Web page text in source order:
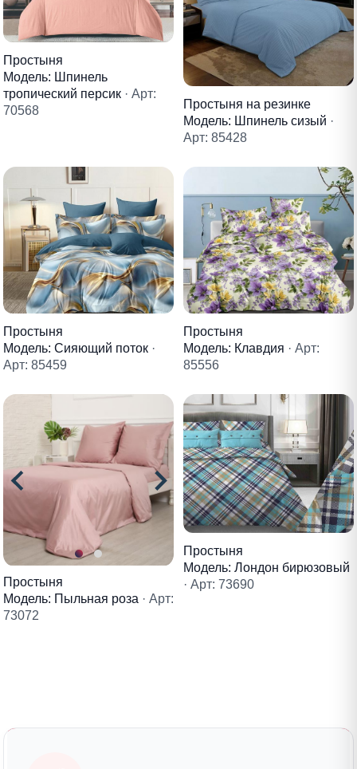
Простыня
Модель: Шпинель
тропический персик · Арт:
70568
Простыня на резинке
Модель: Шпинель сизый ·
Арт: 85428
Простыня
Модель: Сияющий поток ·
Арт: 85459
Простыня
Модель: Клавдия · Арт:
85556
Простыня
Модель: Пыльная роза · Арт:
73072
Простыня
Модель: Лондон бирюзовый
· Арт: 73690